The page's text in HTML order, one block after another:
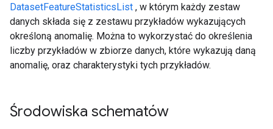
DatasetFeatureStatisticsList , w którym każdy zestaw
danych składa się z zestawu przykładów wykazujących
określoną anomalię. Można to wykorzystać do określenia
liczby przykładów w zbiorze danych, które wykazują daną
anomalię, oraz charakterystyki tych przykładów.
Środowiska schematów